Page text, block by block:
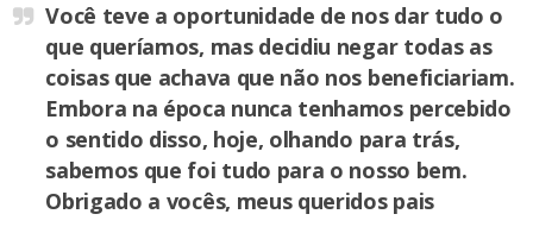
Você teve a oportunidade de nos dar tudo o
que queríamos, mas decidiu negar todas as
coisas que achava que não nos beneficiariam.
Embora na época nunca tenhamos percebido
o sentido disso, hoje, olhando para trás,
sabemos que foi tudo para o nosso bem.
Obrigado a vocês, meus queridos pais